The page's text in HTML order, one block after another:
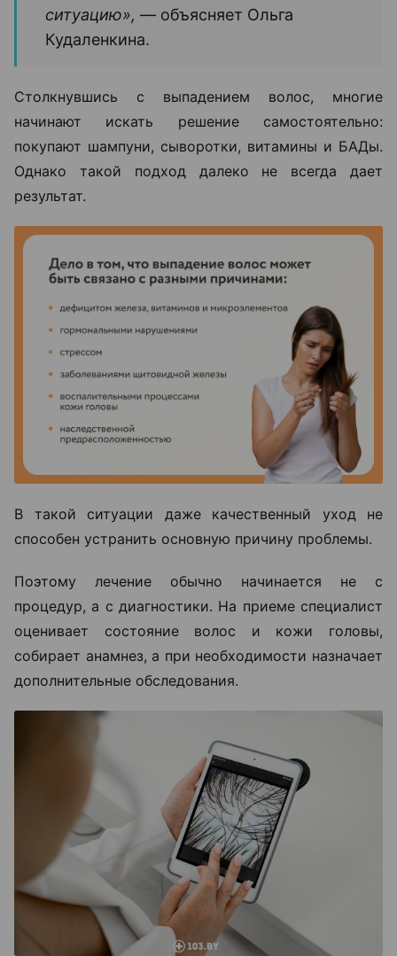
ситуацию», — объясняет Ольга
Кудаленкина.
Столкнувшись с выпадением волос, многие
начинают искать решение самостоятельно:
покупают шампуни, сыворотки, витамины и БАДы.
Однако такой подход далеко не всегда дает
результат.
В такой ситуации даже качественный уход не
способен устранить основную причину проблемы.
Поэтому лечение обычно начинается не с
процедур, а с диагностики. На приеме специалист
оценивает состояние волос и кожи головы,
собирает анамнез, а при необходимости назначает
дополнительные обследования.